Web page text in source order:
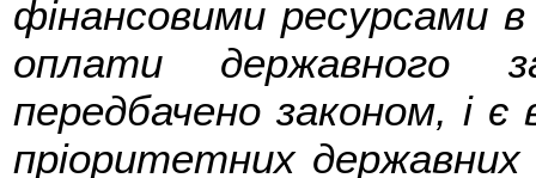
фінансовими ресурсами в
оплати державного
передбачено законом, і є
пріоритетних